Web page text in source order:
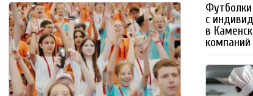
с
в